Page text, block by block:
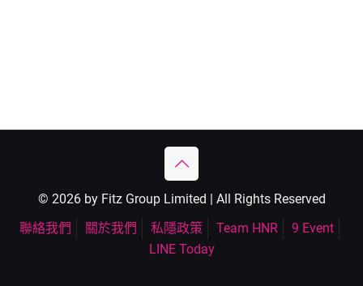
© 2026 by Fitz Group Limited | All Rights Reserved
聯絡我們
關於我們 私隱政策 Team HNR
9 Event
LINE Today